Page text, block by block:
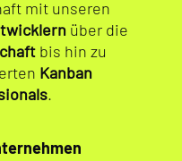
mit unseren
über die
bis hin zu
Kanban
.